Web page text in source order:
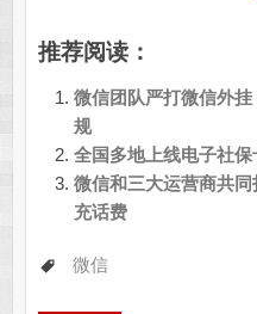
推荐阅读：
微信团队严打微信外
规
全国多地上线电子社
微信和三大运营商共
充话费
微信